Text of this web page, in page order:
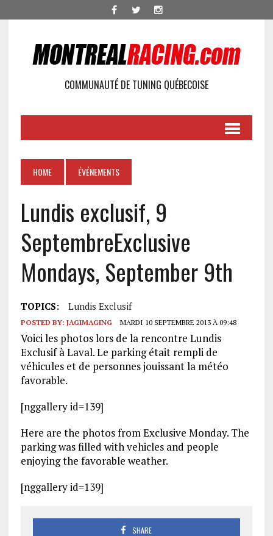
COMMUNAUTÉ DE TUNING QUÉBECOISE
HOME ÉVÉNEMENTS
Lundis exclusif, 9
SeptembreExclusive
Mondays, September 9th
TOPICS: Lundis Exclusif
POSTED BY: JAGIMAGING MARDI 10 SEPTEMBRE 2013 À 09:48
Voici les photos lors de la rencontre Lundis
Exclusif à Laval. Le parking était rempli de
véhicules et de personnes jouissant la météo
favorable.
[nggallery id=139]
Here are the photos from Exclusive Monday. The
parking was filled with vehicles and people
enjoying the favorable weather.
[nggallery id=139]
SHARE